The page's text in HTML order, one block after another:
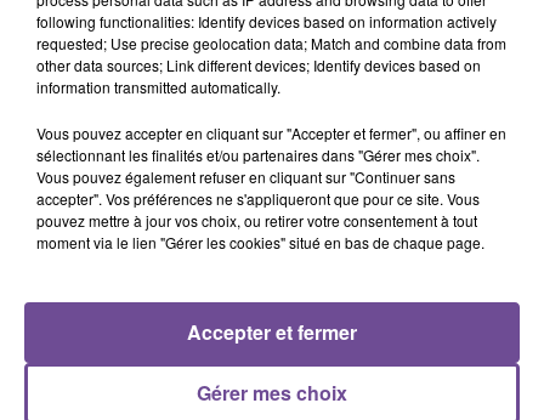
35h par semaine. Vous travaillez un vendredi sur 2 de RTT.
Vous disposez de panier-repas et d’une mutuelle d’entreprise.
Les débutants sont acceptés pour ce poste. Une formation
sera réalisée en interne. Le permis B est exigé.
Référence de l’offre : contact@soalu-gouttiere.fr
following functionalities: Identify devices based on information actively
requested; Use precise geolocation data; Match and combine data from
other data sources; Link different devices; Identify devices based on
information transmitted automatically.
Vous pouvez accepter en cliquant sur "Accepter et fermer", ou affiner en
sélectionnant les finalités et/ou partenaires dans "Gérer mes choix".
Vous pouvez également refuser en cliquant sur "Continuer sans
accepter". Vos préférences ne s'appliqueront que pour ce site. Vous
pouvez mettre à jour vos choix, ou retirer votre consentement à tout
moment via le lien "Gérer les cookies" situé en bas de chaque page.
Gérer mes choix
Accepter et fermer